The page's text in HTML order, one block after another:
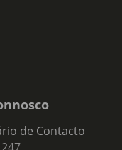
de Contacto